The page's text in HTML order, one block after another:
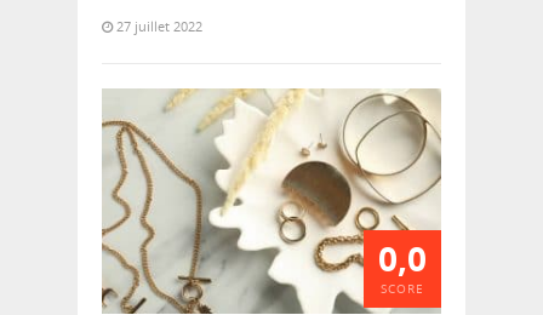
27 juillet 2022
0,0
SCORE